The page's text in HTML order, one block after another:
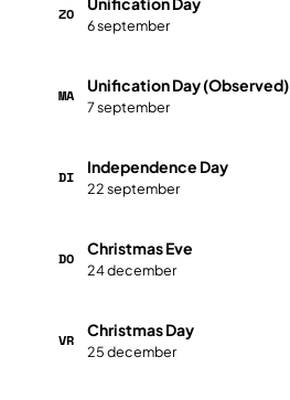
ZO
6 september
MA
Unification Day (Observed)
7 september
DI
Independence Day
22 september
DO
Christmas Eve
24 december
VR
Christmas Day
25 december